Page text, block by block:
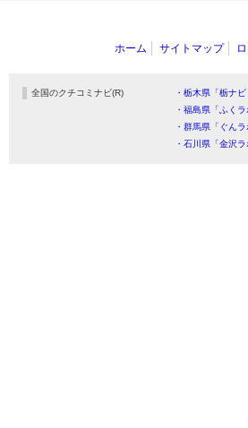
ホーム サイトマップ
全国のクチコミナビ(R) ・栃木県「栃ナビ
・福島県「ふくラ
・群馬県「ぐんラ
・石川県「金沢ラ